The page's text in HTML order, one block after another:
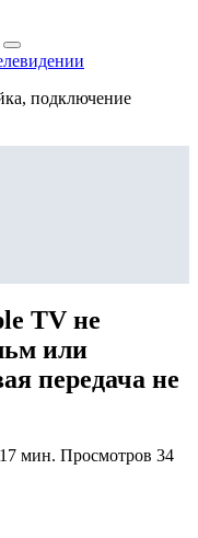
подключение
TV не
или
передача не
17 мин. Просмотров 34